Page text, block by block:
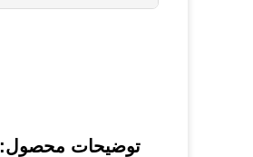
توضیحات محصول: